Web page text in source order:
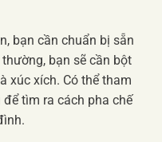
bạn cần chuẩn bị sẵn
bạn sẽ cần bột
xúc xích. Có thể tham
tìm ra cách pha chế